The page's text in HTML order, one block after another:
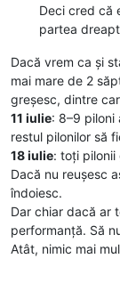
Deci cred că
partea
Dacă vrem ca și
mai mare de 2
greșesc, dintre
11 iulie: 8–9 piloni
restul pilonilor să
18 iulie: toți
Dacă nu reușesc
îndoiesc.
Dar chiar dacă ar
performanță. Să
Atât, nimic mai